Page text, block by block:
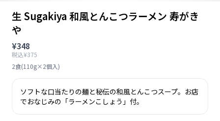
生 Sugakiya 和風とんこつラーメン 寿がき
や
¥348
税込¥375
2食(110g×2個入)
ソフトな口当たりの麺と秘伝の和風とんこつスープ。お店
でおなじみの「ラーメンこしょう」付。